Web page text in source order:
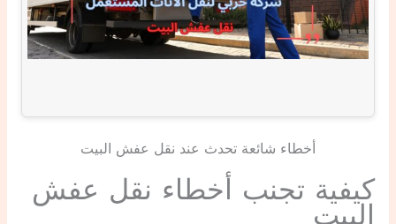
أخطاء شائعة تحدث عند نقل عفش البيت
كيفية تجنب أخطاء نقل عفش
البيت